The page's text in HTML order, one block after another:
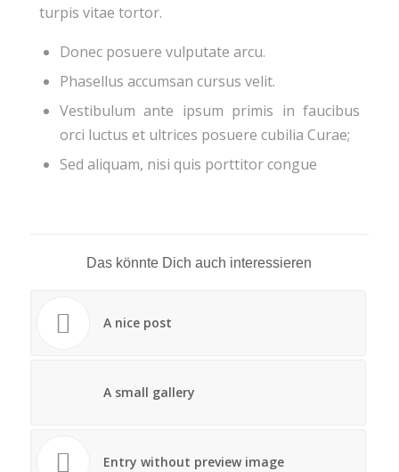
turpis vitae tortor.
Donec posuere vulputate arcu.
Phasellus accumsan cursus velit.
Vestibulum ante ipsum primis in faucibus
orci luctus et ultrices posuere cubilia Curae;
Sed aliquam, nisi quis porttitor congue
Das könnte Dich auch interessieren
A nice post
A small gallery
Entry without preview image